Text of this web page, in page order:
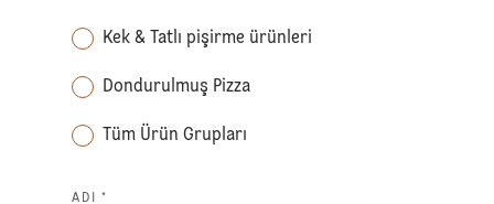
Kek & Tatlı pişirme ürünleri
Dondurulmuş Pizza
Tüm Ürün Grupları
ADI *